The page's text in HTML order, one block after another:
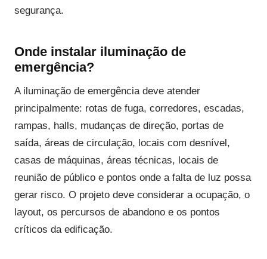
segurança.
Onde instalar iluminação de
emergência?
A iluminação de emergência deve atender
principalmente: rotas de fuga, corredores, escadas,
rampas, halls, mudanças de direção, portas de
saída, áreas de circulação, locais com desnível,
casas de máquinas, áreas técnicas, locais de
reunião de público e pontos onde a falta de luz possa
gerar risco. O projeto deve considerar a ocupação, o
layout, os percursos de abandono e os pontos
críticos da edificação.